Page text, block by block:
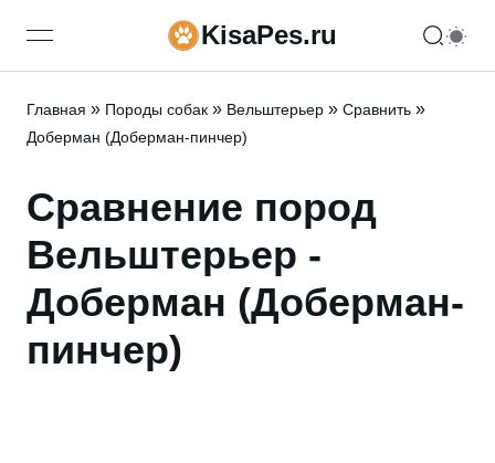
open navigation menuKisaPes.ru
Главная » Породы собак » Вельштерьер » Сравнить »
Доберман (Доберман-пинчер)
Сравнение пород
Вельштерьер -
Доберман (Доберман-
пинчер)